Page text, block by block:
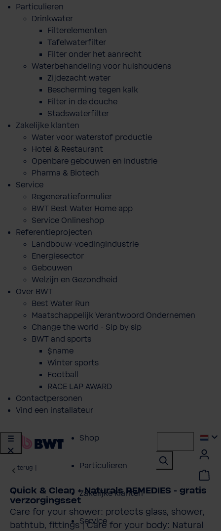
Particulieren
Drinkwater
Filterelementen
Tafelwaterfilter
Filter onder het aanrecht
Waterbehandeling voor huishoudens
Zijdezacht water
Bescherming tegen kalk
Filter in de douche
Stadswaterfilter
Zakelijke klanten
Water voor waterstof productie
Hotel & Restaurant
Openbare gebouwen en industrie
Pharma & Biotech
Service
Regeneratieformulier
BWT Best Water Home app
Service Onlineshop
Referentieprojecten
Landbouw-voedingindustrie
Energiesector
Gebouwen
Welzijn en Gezondheid
Over BWT
Best Water Run
Maatschappelijk Verantwoord Ondernemen
Change the world - Sip by sip
BWT and sports
$name
Winter sports
Football
RACE LAP AWARD
Contactpersonen
Vind een installateur
Shop
Particulieren
Zakelijke klanten
Service
terug
Quick & Clean + Naturals REMEDIES - gratis
verzorgingsset
Care for your shower: protects glass, shower,
bathtub, fittings | Care for your body: Natural